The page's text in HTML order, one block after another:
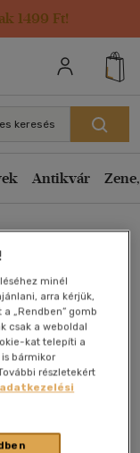
1499 Ft!
keresés
Antikvár
ellen
minél
arra kérjük,
„Rendben” gomb
csak a weboldal
kat telepíti a
bármikor
részletekért